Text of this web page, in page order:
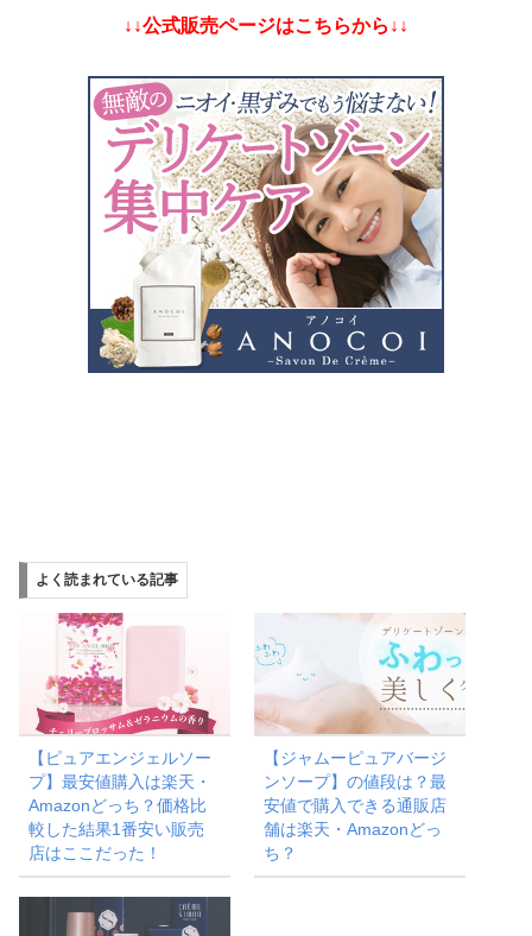
↓↓公式販売ページはこちらから↓↓
よく読まれている記事
【ピュアエンジェルソー
プ】最安値購入は楽天・
Amazonどっち？価格比
較した結果1番安い販売
店はここだった！
【ジャムーピュアバージ
ンソープ】の値段は？最
安値で購入できる通販店
舗は楽天・Amazonどっ
ち？